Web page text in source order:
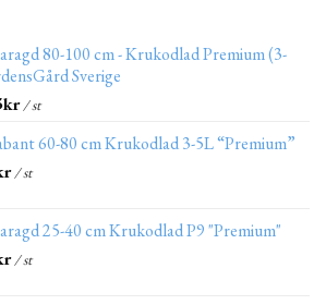
80-100 cm - Krukodlad Premium (3-
Sverige
kr/ st
60-80 cm Krukodlad 3-5L “Premium”
/ st
25-40 cm Krukodlad P9 "Premium"
/ st